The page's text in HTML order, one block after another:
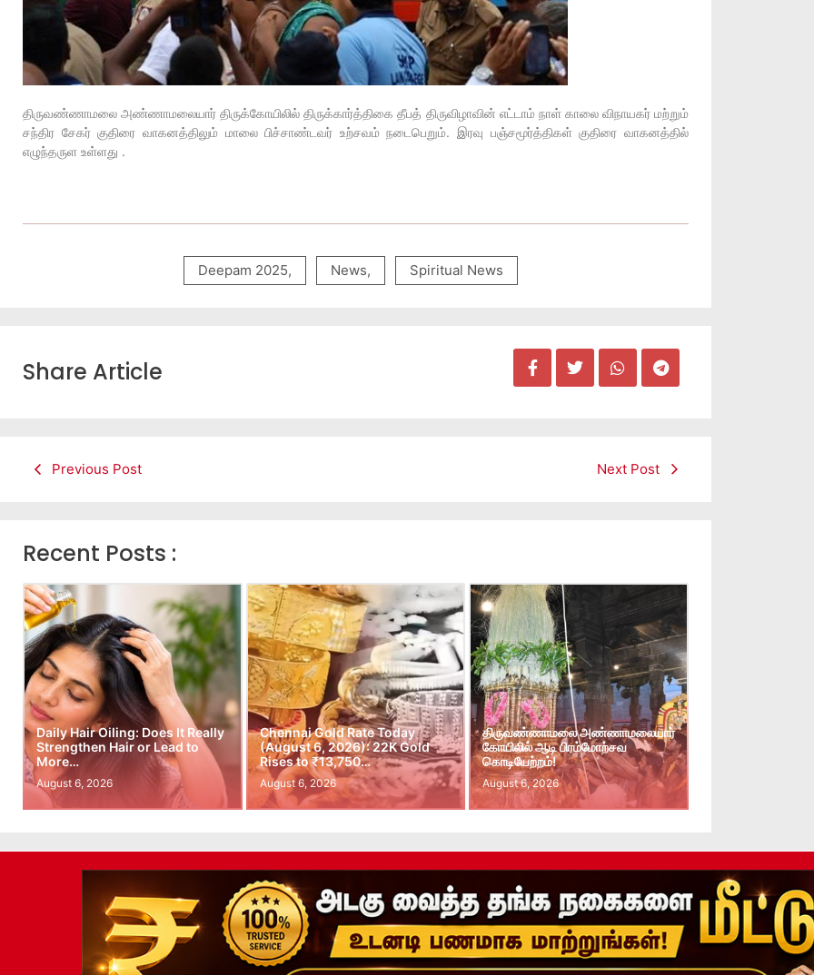
திருவண்ணாமலை அண்ணாமலையார் திருக்கோயிலில் திருக்கார்த்திகை தீபத் திருவிழாவின் எட்டாம் நாள் காலை விநாயகர் மற்றும்
சந்திர சேகர் குதிரை வாகனத்திலும் மாலை பிச்சாண்டவர் உற்சவம் நடைபெறும். இரவு பஞ்சமூர்த்திகள் குதிரை வாகனத்தில்
எழுந்தருள உள்ளது .
Deepam 2025, News, Spiritual News
Share Article
Previous Post Next Post
Recent Posts :
Daily Hair Oiling: Does It Really
Strengthen Hair or Lead to
More…
August 6, 2026
Chennai Gold Rate Today
(August 6, 2026): 22K Gold
Rises to ₹13,750…
August 6, 2026
திருவண்ணாமலை அண்ணாமலையார்
கோயிலில் ஆடி பிரம்மோற்சவ
கொடியேற்றம்!
August 6, 2026